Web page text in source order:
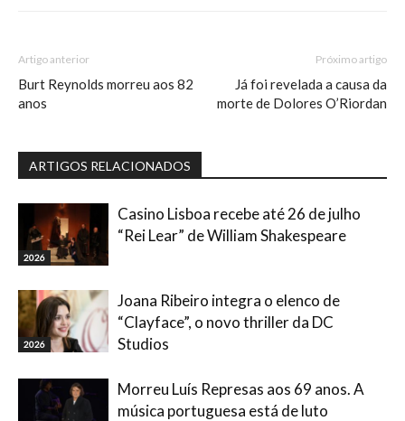
Artigo anterior
Burt Reynolds morreu aos 82
anos
Próximo artigo
Já foi revelada a causa da
morte de Dolores O’Riordan
ARTIGOS RELACIONADOS
2026
Casino Lisboa recebe até 26 de julho
“Rei Lear” de William Shakespeare
2026
Joana Ribeiro integra o elenco de
“Clayface”, o novo thriller da DC
Studios
Morreu Luís Represas aos 69 anos. A
música portuguesa está de luto